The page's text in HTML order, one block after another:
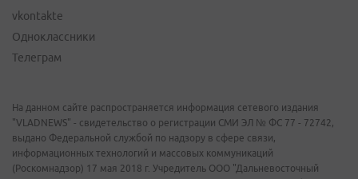
vkontakte
Одноклассники
Телеграм
На данном сайте распространяется информация сетевого издания
"VLADNEWS" - свидетельство о регистрации СМИ ЭЛ № ФС 77 - 72742,
выдано Федеральной службой по надзору в сфере связи,
информационных технологий и массовых коммуникаций
(Роскомнадзор) 17 мая 2018 г. Учредитель ООО "Дальневосточный